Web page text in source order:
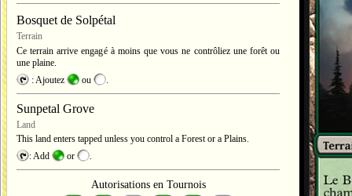
Bosquet de Solpétal
Terrain
Ce terrain arrive engagé à moins que vous ne contrôliez une forêt ou
une plaine.
: Ajoutez
ou .
Sunpetal Grove
Land
This land enters tapped unless you control a Forest or a Plains.
: Add
or .
Autorisations en Tournois